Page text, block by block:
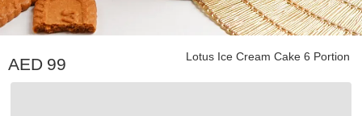
Lotus Ice Cream Cake 6 Portion
99